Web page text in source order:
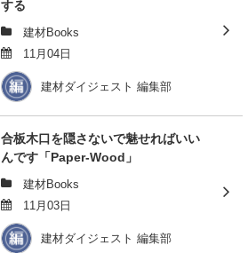
する
建材Books
11月04日
建材ダイジェスト 編集部
合板木口を隠さないで魅せればいい
んです「Paper-Wood」
建材Books
11月03日
建材ダイジェスト 編集部